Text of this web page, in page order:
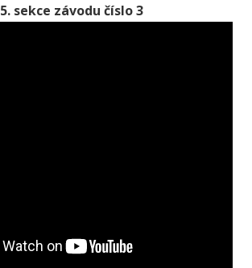
5. sekce závodu číslo 3